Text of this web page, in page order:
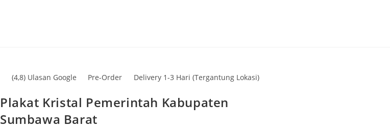
(4,8) Ulasan Google Pre-Order Delivery 1-3 Hari (Tergantung Lokasi)
Plakat Kristal Pemerintah Kabupaten
Sumbawa Barat